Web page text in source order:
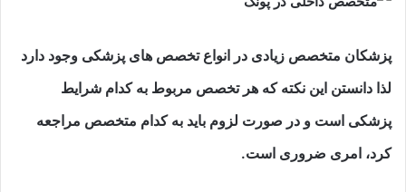
پزشکان متخصص زیادی در انواع تخصص های پزشکی وجود دارد
لذا دانستن این نکته که هر تخصص مربوط به کدام شرایط
پزشکی است و در صورت لزوم باید به کدام متخصص مراجعه
کرد، امری ضروری است.